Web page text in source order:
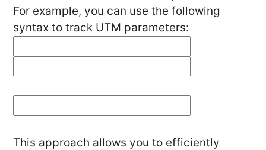
For example, you can use the following
syntax to track UTM parameters:
This approach allows you to efficiently